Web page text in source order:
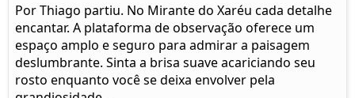
Por Thiago partiu. No Mirante do Xaréu cada detalhe
encantar. A plataforma de observação oferece um
espaço amplo e seguro para admirar a paisagem
deslumbrante. Sinta a brisa suave acariciando seu
rosto enquanto você se deixa envolver pela